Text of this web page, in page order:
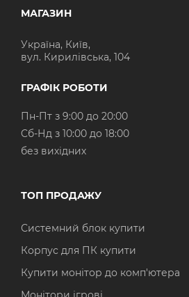
МАГАЗИН
Україна, Київ,
вул. Кирилівська, 104
ГРАФІК РОБОТИ
Пн-Пт з 9:00 до 20:00
Cб-Нд з 10:00 до 18:00
без вихідних
ТОП ПРОДАЖУ
Системний блок купити
Корпус для ПК купити
Купити монітор до комп'ютера